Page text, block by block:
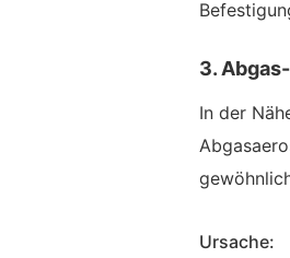
3.
In der
Ursache: